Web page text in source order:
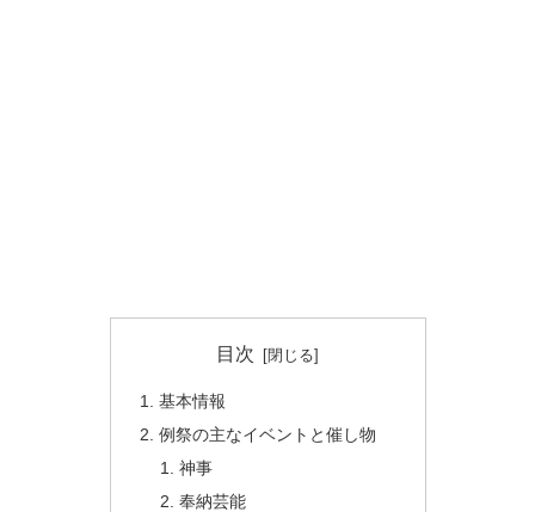
目次
基本情報
例祭の主なイベントと催し物
神事
奉納芸能